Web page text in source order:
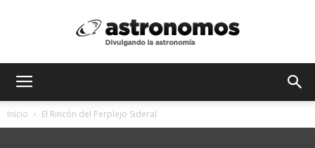
Inicio El Rincón del Perplejo Sideral